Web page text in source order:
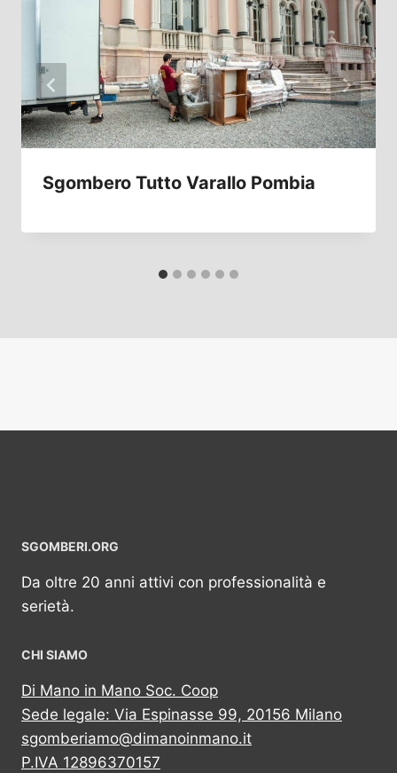
Sgombero Tutto Varallo Pombia
SGOMBERI.ORG
Da oltre 20 anni attivi con professionalità e
serietà.
CHI SIAMO
Di Mano in Mano Soc. Coop
Sede legale: Via Espinasse 99, 20156 Milano
sgomberiamo@dimanoinmano.it
P.IVA 12896370157